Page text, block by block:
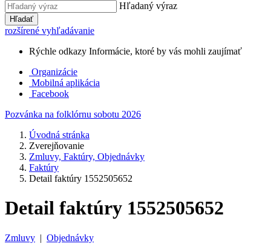
Hľadaný výraz
Hľadať
rozšírené vyhľadávanie
Rýchle odkazy Informácie, ktoré by vás mohli zaujímať
Organizácie
Mobilná aplikácia
Facebook
Pozvánka na folklórnu sobotu 2026
Úvodná stránka
Zverejňovanie
Zmluvy, Faktúry, Objednávky
Faktúry
Detail faktúry 1552505652
Detail faktúry 1552505652
Zmluvy | Objednávky